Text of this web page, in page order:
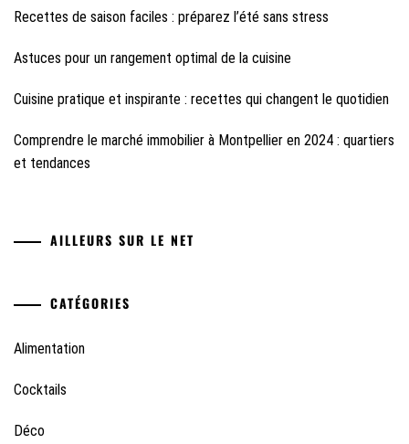
Recettes de saison faciles : préparez l’été sans stress
Astuces pour un rangement optimal de la cuisine
Cuisine pratique et inspirante : recettes qui changent le quotidien
Comprendre le marché immobilier à Montpellier en 2024 : quartiers
et tendances
AILLEURS SUR LE NET
CATÉGORIES
Alimentation
Cocktails
Déco